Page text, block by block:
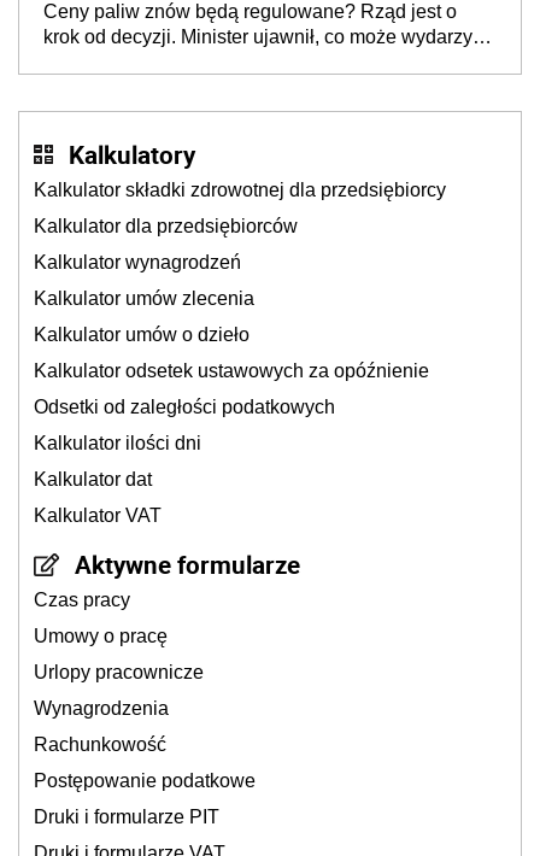
spadku liczby urodzeń w Polsce
Ceny paliw znów będą regulowane? Rząd jest o
krok od decyzji. Minister ujawnił, co może wydarzyć
Kalkulatory
Kalkulator składki zdrowotnej dla przedsiębiorcy
Kalkulator dla przedsiębiorców
Kalkulator wynagrodzeń
Kalkulator umów zlecenia
Kalkulator umów o dzieło
Kalkulator odsetek ustawowych za opóźnienie
Odsetki od zaległości podatkowych
Kalkulator ilości dni
Kalkulator dat
Kalkulator VAT
Aktywne formularze
Czas pracy
Umowy o pracę
Urlopy pracownicze
Wynagrodzenia
Rachunkowość
Postępowanie podatkowe
Druki i formularze PIT